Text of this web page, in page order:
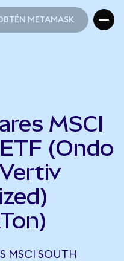
METAMASK
MSCI
(Ondo
MSCI SOUTH